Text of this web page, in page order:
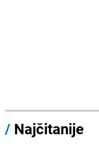
/ Najčitanije